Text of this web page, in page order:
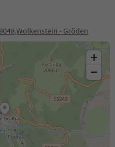
- Gröden
+
−